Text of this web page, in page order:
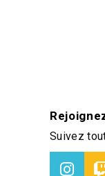
Suivez